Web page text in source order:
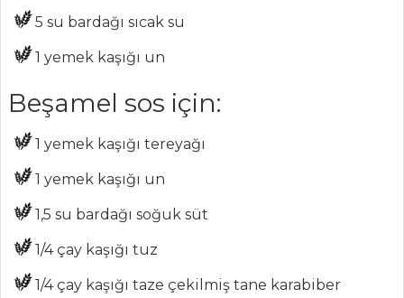
MENÜLER
Tüm
Kategoriler
MASTERCHEF
Çok pratik un
helvası tarifi ve püf
yapılır?En lezzetli
5 su bardağı sıcak su
1 yemek kaşığı un
Beşamel sos için:
1 yemek kaşığı tereyağı
1 yemek kaşığı un
1,5 su bardağı soğuk süt
1/4 çay kaşığı tuz
1/4 çay kaşığı taze çekilmiş tane karabiber